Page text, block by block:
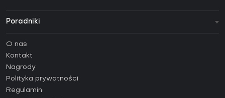
Poradniki
Poradniki
Jak aktywować klucz Steam (CD Key)?
Jak aktywować klucz Epic Games (CD Key)?
Jak aktywować klucz GOG (CD Key)?
O nas
Kontakt
Nagrody
Polityka prywatności
Regulamin